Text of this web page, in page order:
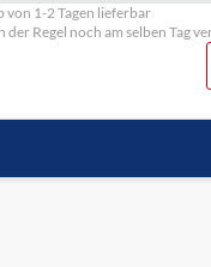
von 1-2 Tagen lieferbar
der Regel noch am selben Tag